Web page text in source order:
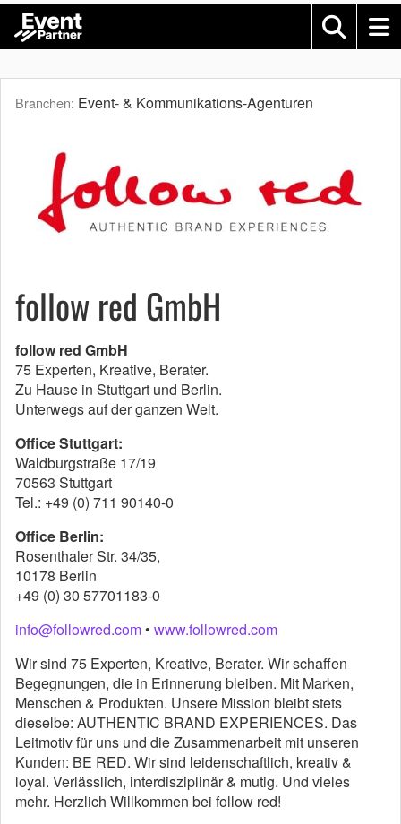
Branchen: Event- & Kommunikations-Agenturen
follow red GmbH
follow red GmbH
75 Experten, Kreative, Berater.
Zu Hause in Stuttgart und Berlin.
Unterwegs auf der ganzen Welt.
Office Stuttgart:
Waldburgstraße 17/19
70563 Stuttgart
Tel.: +49 (0) 711 90140-0
Office Berlin:
Rosenthaler Str. 34/35,
10178 Berlin
+49 (0) 30 57701183-0
info@followred.com • www.followred.com
Wir sind 75 Experten, Kreative, Berater. Wir schaffen
Begegnungen, die in Erinnerung bleiben. Mit Marken,
Menschen & Produkten. Unsere Mission bleibt stets
dieselbe: AUTHENTIC BRAND EXPERIENCES. Das
Leitmotiv für uns und die Zusammenarbeit mit unseren
Kunden: BE RED. Wir sind leidenschaftlich, kreativ &
loyal. Verlässlich, interdisziplinär & mutig. Und vieles
mehr. Herzlich Willkommen bei follow red!